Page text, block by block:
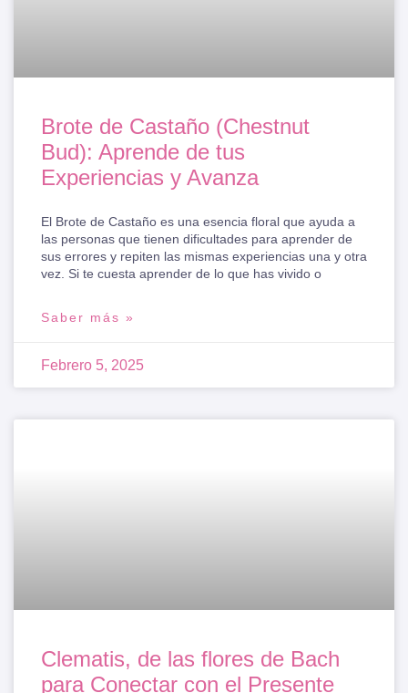
Brote de Castaño (Chestnut
Bud): Aprende de tus
Experiencias y Avanza
El Brote de Castaño es una esencia floral que ayuda a
las personas que tienen dificultades para aprender de
sus errores y repiten las mismas experiencias una y otra
vez. Si te cuesta aprender de lo que has vivido o
Saber más »
Febrero 5, 2025
Clematis, de las flores de Bach
para Conectar con el Presente